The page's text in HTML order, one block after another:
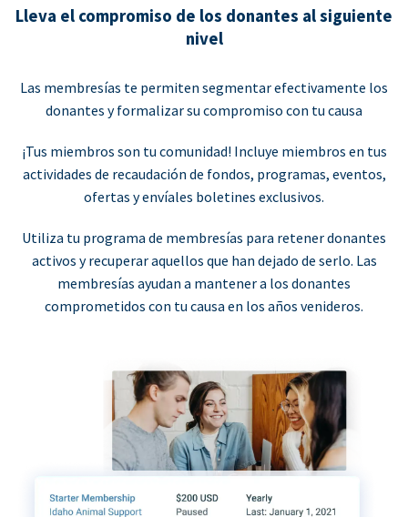
Lleva el compromiso de los donantes al siguiente
nivel
Las membresías te permiten segmentar efectivamente los
donantes y formalizar su compromiso con tu causa
¡Tus miembros son tu comunidad! Incluye miembros en tus
actividades de recaudación de fondos, programas, eventos,
ofertas y envíales boletines exclusivos.
Utiliza tu programa de membresías para retener donantes
activos y recuperar aquellos que han dejado de serlo. Las
membresías ayudan a mantener a los donantes
comprometidos con tu causa en los años venideros.